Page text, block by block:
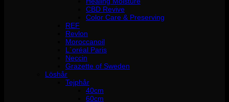
CBD Revive
Color Care & Preserving
REF
Revlon
Moroccanoil
L´oréal Paris
Neccin
Grazette of Sweden
Löshår
Tejphår
40cm
60cm